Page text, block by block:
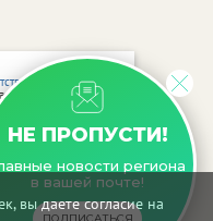
вы даете согласие на
НЕ ПРОПУСТИ!
новости региона
в вашей почте!
vRossii.ru
vRossii.ru
70-40,
предназначенную